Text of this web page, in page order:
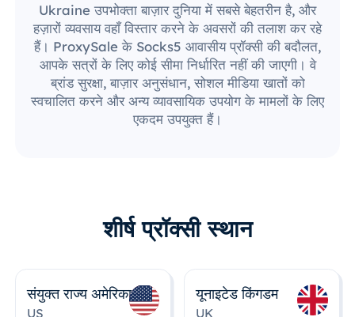
Ukraine उपभोक्ता बाज़ार दुनिया में सबसे बेहतरीन है, और
हज़ारों व्यवसाय वहाँ विस्तार करने के अवसरों की तलाश कर रहे
हैं। ProxySale के Socks5 आवासीय प्रॉक्सी की बदौलत,
आपके सत्रों के लिए कोई सीमा निर्धारित नहीं की जाएगी। वे
ब्रांड सुरक्षा, बाज़ार अनुसंधान, सोशल मीडिया खातों को
स्वचालित करने और अन्य व्यावसायिक उपयोग के मामलों के लिए
एकदम उपयुक्त हैं।
शीर्ष प्रॉक्सी स्थान
संयुक्त राज्य अमेरिका
US
यूनाइटेड किंगडम
UK